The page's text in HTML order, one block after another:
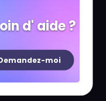
Posées
d' aide ?
moi